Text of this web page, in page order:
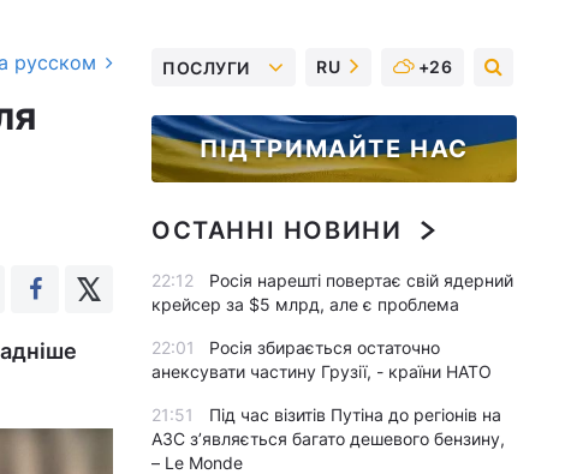
русском ПОСЛУГИ RU +26
ПІДТРИМАЙТЕ НАС
ОСТАННІ НОВИНИ
22:12
Росія нарешті повертає свій ядерний
крейсер за $5 млрд, але є проблема
22:01
Росія збирається остаточно
анексувати частину Грузії, - країни НАТО
21:51
Під час візитів Путіна до регіонів на
АЗС з’являється багато дешевого бензину,
– Le Monde